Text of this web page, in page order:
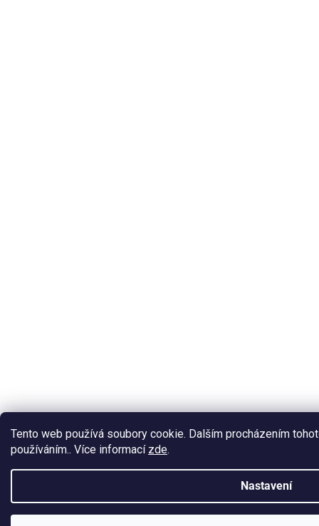
Tento web používá soubory cookie. Dalším procházením
používáním.. Více informací zde.
Nastavení